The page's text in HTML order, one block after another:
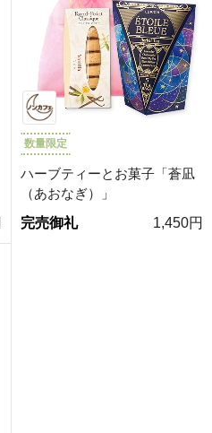
数量限定
ハーブティーとお菓子「蒼凪
（あおなぎ）」
完売御礼
1,450円